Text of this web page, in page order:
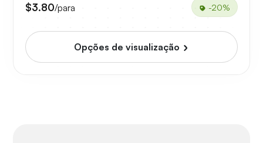
$3.80/para -20%
Opções de visualização